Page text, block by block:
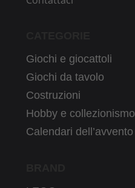
Giochi e giocattoli
Giochi da tavolo
Costruzioni
Hobby e collezionismo
Calendari dell’avvento